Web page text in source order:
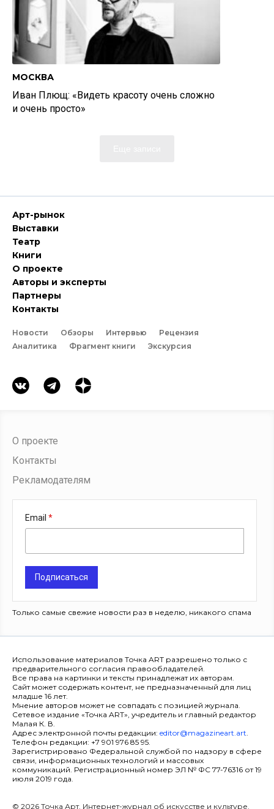
МОСКВА
Иван Плющ: «Видеть красоту очень сложно
и очень просто»
Арт-рынок
Выставки
Театр
Книги
О проекте
Авторы и эксперты
Партнеры
Контакты
Новости Обзоры Интервью
Рецензия
Аналитика
Фрагмент книги Экскурсия
О проекте
Контакты
Рекламодателям
Email
Подписаться
Только самые свежие новости раз в неделю, никакого спама
Использование материалов Точка ART разрешено только с
предварительного согласия правообладателей.
Все права на картинки и тексты принадлежат их авторам.
Сайт может содержать контент, не предназначенный для лиц
младше 16 лет.
Мнение авторов может не совпадать с позицией журнала.
Сетевое издание «Точка ART», учредитель и главный редактор
Малая К. В.
Адрес электронной почты редакции: editor@magazineart.art.
Телефон редакции: +7 901 976 85 95.
Зарегистрировано Федеральной службой по надзору в сфере
связи, информационных технологий и массовых
коммуникаций. Регистрационный номер ЭЛ № ФС 77-76316 от 19
июля 2019 года.
© 2026 Точка Арт. Интернет-журнал об искусстве и культуре.